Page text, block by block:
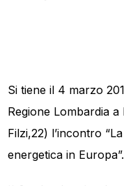
Si tiene il 4 marzo
Regione Lombardia
Filzi,22) l’incontro
energetica in Europa”.